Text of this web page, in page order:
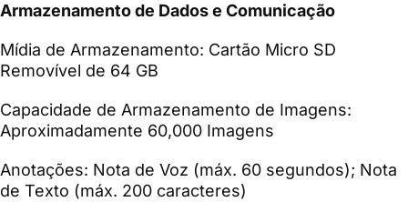
Armazenamento de Dados e Comunicação
Mídia de Armazenamento: Cartão Micro SD
Removível de 64 GB
Capacidade de Armazenamento de Imagens:
Aproximadamente 60,000 Imagens
Anotações: Nota de Voz (máx. 60 segundos); Nota
de Texto (máx. 200 caracteres)